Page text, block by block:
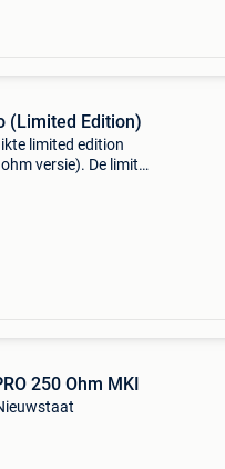
(Limited Edition)
limited edition
versie). De limited
250 Ohm MKI